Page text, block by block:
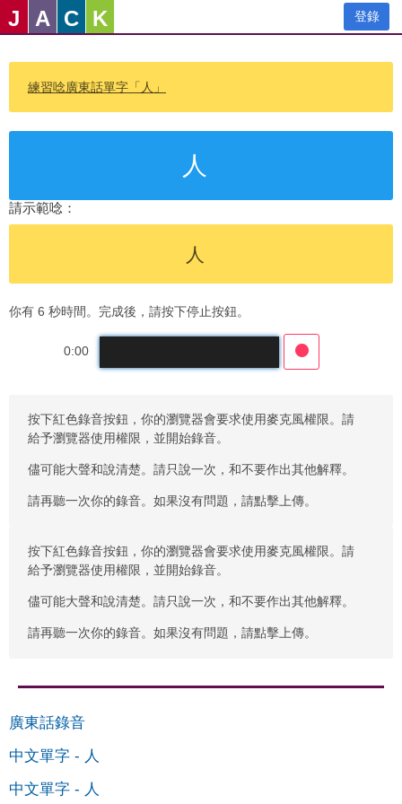
J A C K 登錄
練習唸廣東話單字「人」
人
請示範唸：
人
你有 6 秒時間。完成後，請按下停止按鈕。
0:00
按下紅色錄音按鈕，你的瀏覽器會要求使用麥克風權限。請
給予瀏覽器使用權限，並開始錄音。
儘可能大聲和說清楚。請只說一次，和不要作出其他解釋。
請再聽一次你的錄音。如果沒有問題，請點擊上傳。
按下紅色錄音按鈕，你的瀏覽器會要求使用麥克風權限。請
給予瀏覽器使用權限，並開始錄音。
儘可能大聲和說清楚。請只說一次，和不要作出其他解釋。
請再聽一次你的錄音。如果沒有問題，請點擊上傳。
廣東話錄音
中文單字 - 人
中文單字 - 人